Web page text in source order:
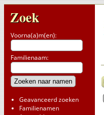
Zoek
Voorna(a)m(en):
Familienaam:
Geavanceerd zoeken
Familienamen